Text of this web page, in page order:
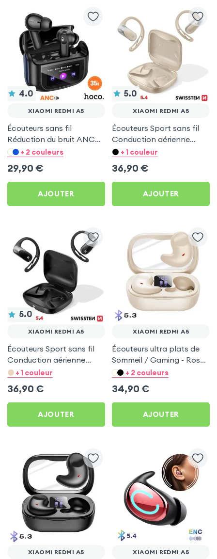
4.0
XIAOMI REDMI A5
Écouteurs sans fil
Réduction du bruit ANC
ENC - Hoco Noir pour
+ 2 couleurs
29,90 €
AJOUTER
5.0
XIAOMI REDMI A5
Écouteurs Sport sans fil
Conduction aérienne
Swissten Run Beige pour
+ 1 couleur
36,90 €
AJOUTER
5.0
XIAOMI REDMI A5
Écouteurs Sport sans fil
Conduction aérienne
Swissten Run Noir pour
+ 1 couleur
36,90 €
AJOUTER
XIAOMI REDMI A5
Écouteurs ultra plats de
Sommeil / Gaming - Rose
pour Xiaomi Redmi A5
+ 2 couleurs
34,90 €
AJOUTER
XIAOMI REDMI A5 XIAOMI REDMI A5